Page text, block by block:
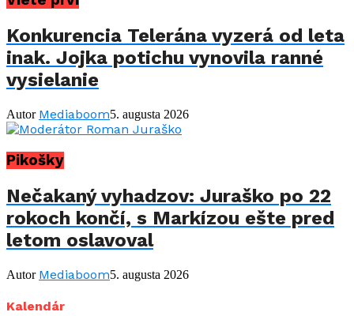
Konkurencia Telerána vyzerá od leta
inak. Jojka potichu vynovila ranné
vysielanie
Autor Mediaboom5. augusta 2026
Pikošky
Nečakaný vyhadzov: Juraško po 22
rokoch končí, s Markízou ešte pred
letom oslavoval
Autor Mediaboom5. augusta 2026
Kalendár